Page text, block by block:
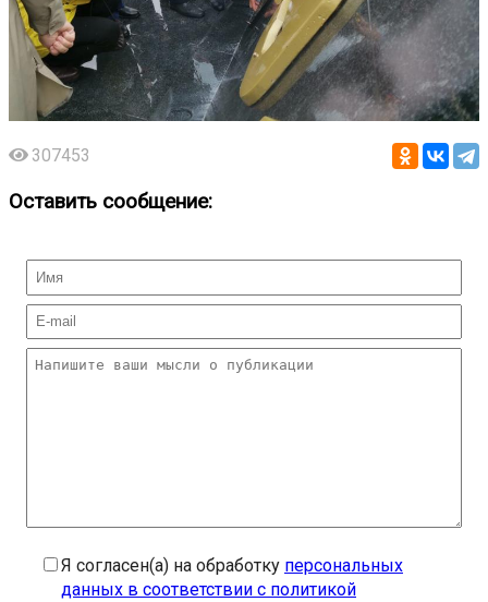
307453
Оставить сообщение:
Я согласен(а) на обработку персональных
данных в соответствии с политикой